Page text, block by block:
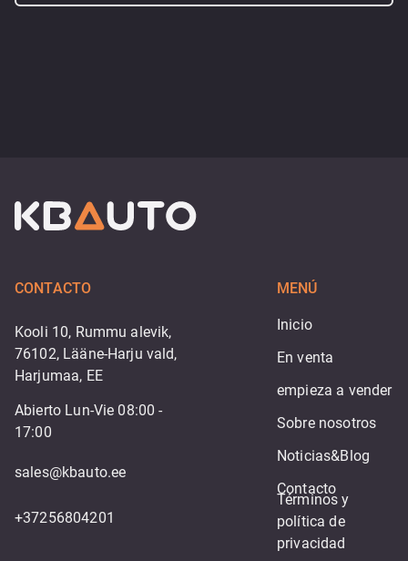
CONTACTO
Kooli 10, Rummu alevik,
76102, Lääne-Harju vald,
Harjumaa, EE
Abierto Lun-Vie 08:00 -
17:00
sales@kbauto.ee
+37256804201
MENÚ
Inicio
En venta
empieza a vender
Sobre nosotros
Noticias&Blog
Contacto
Términos y
política de
privacidad